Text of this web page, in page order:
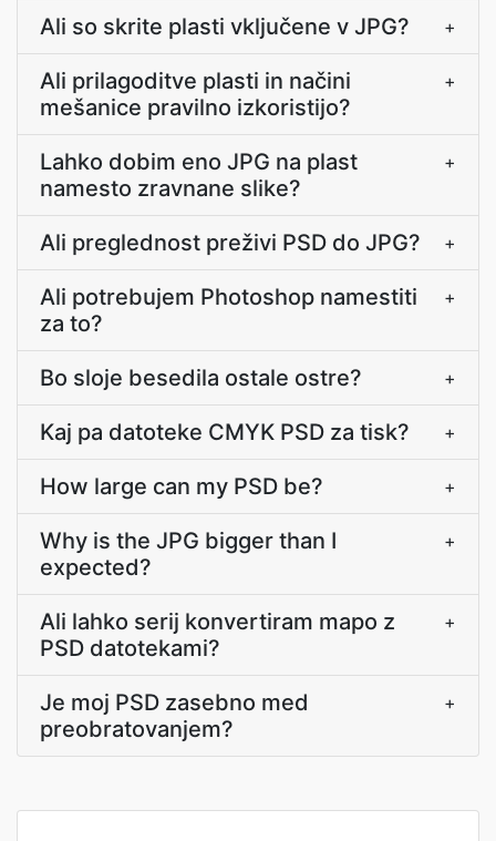
Ali so skrite plasti vključene v JPG? +
Ali prilagoditve plasti in načini
mešanice pravilno izkoristijo?
+
Lahko dobim eno JPG na plast
namesto zravnane slike?
+
Ali preglednost preživi PSD do JPG? +
Ali potrebujem Photoshop namestiti
za to?
+
Bo sloje besedila ostale ostre? +
Kaj pa datoteke CMYK PSD za tisk? +
How large can my PSD be? +
Why is the JPG bigger than I
expected?
+
Ali lahko serij konvertiram mapo z
PSD datotekami?
+
Je moj PSD zasebno med
preobratovanjem?
+